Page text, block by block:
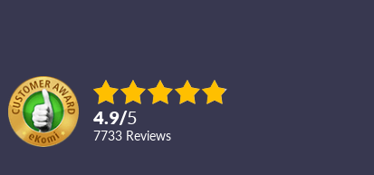
4.9/5
7733 reviews